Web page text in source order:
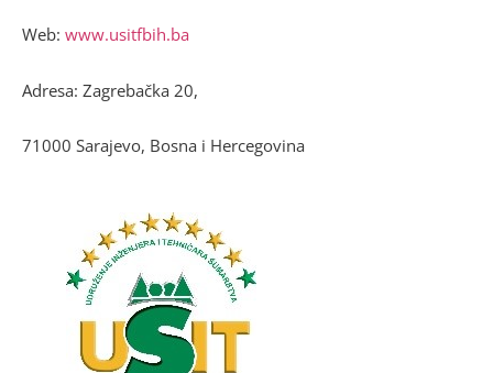
Web: www.usitfbih.ba
Adresa: Zagrebačka 20,
71000 Sarajevo, Bosna i Hercegovina